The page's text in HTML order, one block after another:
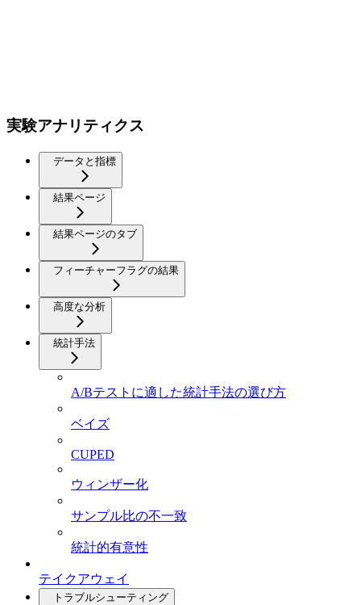
実験アナリティクス
データと指標
結果ページ
結果ページのタブ
フィーチャーフラグの結果
高度な分析
統計手法
A/Bテストに適した統計手法の選び方
ベイズ
CUPED
ウィンザー化
サンプル比の不一致
統計的有意性
テイクアウェイ
トラブルシューティング